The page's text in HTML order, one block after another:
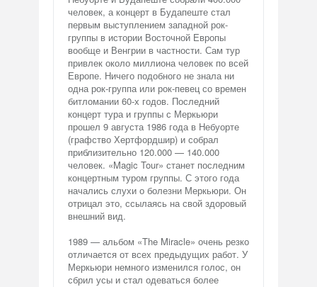
человек, а концерт в Будапеште стал
первым выступлением западной рок-
группы в истории Восточной Европы
вообще и Венгрии в частности. Сам тур
привлек около миллиона человек по всей
Европе. Ничего подобного не знала ни
одна рок-группа или рок-певец со времен
битломании 60-х годов. Последний
концерт тура и группы с Меркьюри
прошел 9 августа 1986 года в Небуорте
(графство Хертфордшир) и собрал
приблизительно 120.000 — 140.000
человек. «Magic Tour» станет последним
концертным туром группы. С этого года
начались слухи о болезни Меркьюри. Он
отрицал это, ссылаясь на свой здоровый
внешний вид.
1989 — альбом «The Miracle» очень резко
отличается от всех предыдущих работ. У
Меркьюри немного изменился голос, он
сбрил усы и стал одеваться более